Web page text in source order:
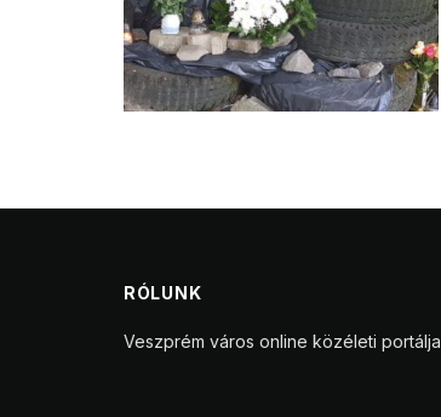
RÓLUNK
Veszprém város online közéleti portálja